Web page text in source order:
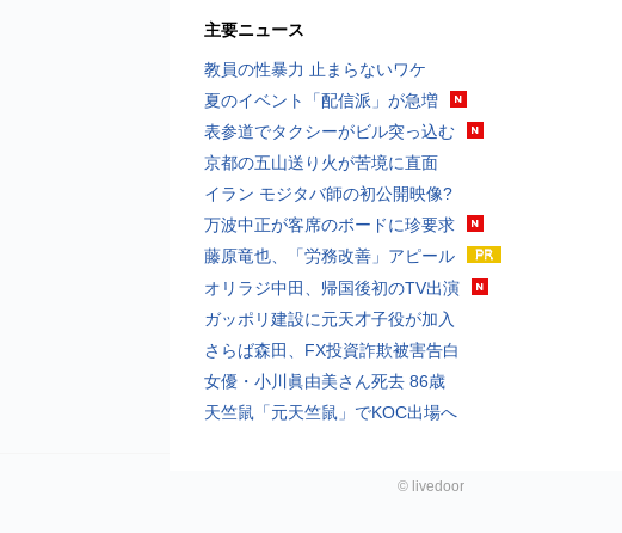
主要ニュース
教員の性暴力 止まらないワケ
夏のイベント「配信派」が急増
表参道でタクシーがビル突っ込む
京都の五山送り火が苦境に直面
イラン モジタバ師の初公開映像?
万波中正が客席のボードに珍要求
藤原竜也、「労務改善」アピール
オリラジ中田、帰国後初のTV出演
ガッポリ建設に元天才子役が加入
さらば森田、FX投資詐欺被害告白
女優・小川眞由美さん死去 86歳
天竺鼠「元天竺鼠」でKOC出場へ
© livedoor